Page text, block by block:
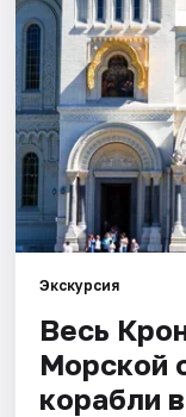
Рейтинги
Экскурсия
Весь
Морской
корабли